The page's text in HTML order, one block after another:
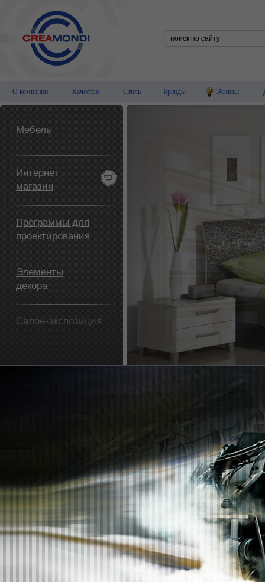
О компании Качество Стиль Бренды Эскизы
Мебель
Интернет
магазин
Программы для
проектирования
Элементы
декора
Салон-экспозиция
Раздвижные двери
Ventura concept.